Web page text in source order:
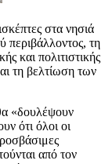
στα νησιά
περιβάλλοντος, τη
και πολιτιστικής
τη βελτίωση των
«δουλέψουν
ότι όλοι οι
από τον